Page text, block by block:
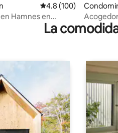
Calificación
4.8 (100)
Hamnes en
distancia
La